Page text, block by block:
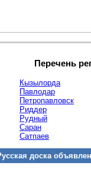
Перечень
Кызылорда
Павлодар
Петропавловск
Риддер
Рудный
Саран
Сатпаев
доска